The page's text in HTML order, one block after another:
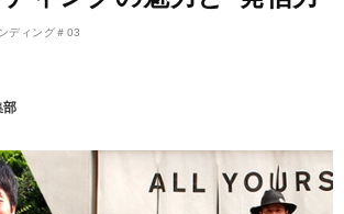
ディング＃03
部